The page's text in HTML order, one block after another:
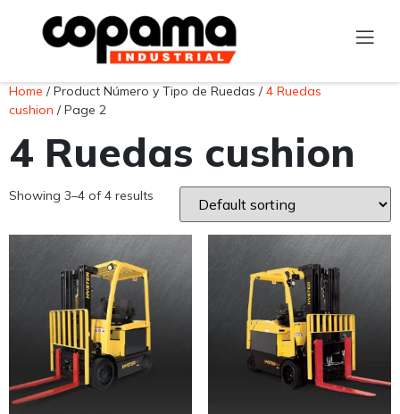
Home / Product Número y Tipo de Ruedas /4 Ruedas
cushion / Page 2
4 Ruedas cushion
Showing 3–4 of 4 results